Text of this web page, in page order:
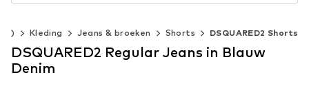
Kleding Jeans & broeken Shorts DSQUARED2 Shorts
DSQUARED2 Regular Jeans in Blauw
Denim